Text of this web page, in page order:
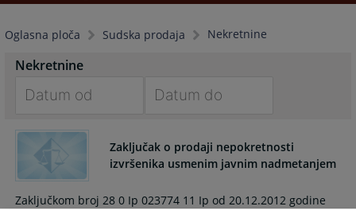
Oglasna ploča Sudska prodaja Nekretnine
Nekretnine
forward
interact
the
forward
to
the
Zaključak o prodaji nepokretnosti
izvršenika usmenim javnim nadmetanjem
Zaključkom broj 28 0 Ip 023774 11 Ip od 20.12.2012 godine